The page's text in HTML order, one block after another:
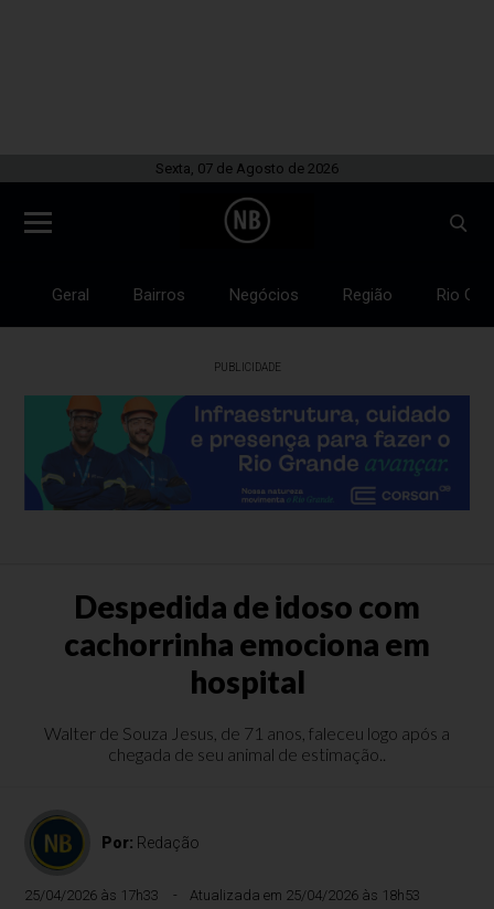
Sexta, 07 de Agosto de 2026
Geral Bairros Negócios Região Rio
PUBLICIDADE
Despedida de idoso com
cachorrinha emociona em
hospital
Walter de Souza Jesus, de 71 anos, faleceu logo após a
chegada de seu animal de estimação..
Por: Redação
25/04/2026 às 17h33 Atualizada em 25/04/2026 às 18h53